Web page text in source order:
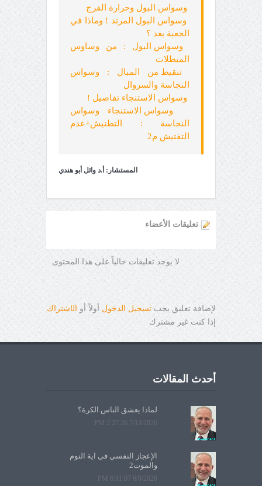
وسواس البول وحرارة الفرج
وسواس البول المرتد ! وماذا في
الجعبة بعد ؟
وسواس البول : من وساوس
المبطلات
تنقيط من المبال : وسواس
النجاسة والسروال
وسواس الاستنجاء تفاصيل !
وسواس الاستنجاء وسواس
النجاسة : التطنيش+عدم
التفتيش م2
المستشار: أ.د وائل أبو هندي
تعليقات الأعضاء
لا يوجد تعليقات حالياً على هذا المحتوى
لإضافة تعليق يجب تسجيل الدخول أولاً أو الاشتراك
إذا كنت غير مشترك
أحدث المقالات
لماذا يعشق الناس الكرة؟
7/13/2026 2:27:26 PM
الإعجاز النفسي في آية النوم
والموت2
6/8/2026 6:11:07 PM